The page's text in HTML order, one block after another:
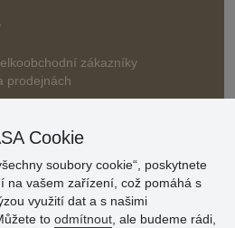
zákazníky
prodejnách
Cookie
soubory cookie“, poskytnete
na vašem zařízení, což pomáhá s
využití dat a s našimi
to odmítnout , ale budeme rádi,